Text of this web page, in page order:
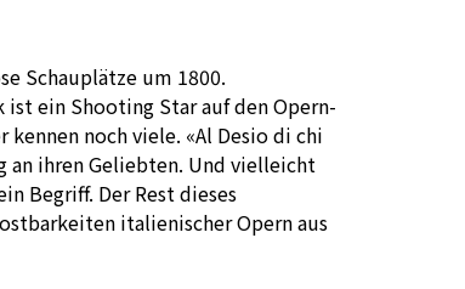
Schauplätze um 1800.
ein Shooting Star auf den Opern-
kennen noch viele. «Al Desio di chi
an ihren Geliebten. Und vielleicht
Begriff. Der Rest dieses
italienischer Opern aus